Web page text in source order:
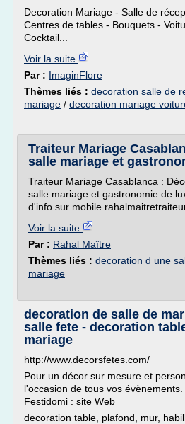
Decoration Mariage - Salle de
Centres de tables - Bouquets -
Cocktail...
Voir la suite
Par : ImaginFlore
Thèmes liés : decoration salle de
mariage / decoration mariage
Traiteur Mariage
salle mariage et
Traiteur Mariage Casablanca :
salle mariage et gastronomie de
d'info sur
Voir la suite
Par : Rahal Maître
Thèmes liés : decoration d une
mariage
decoration de salle de
salle fete - decoration
mariage
http://www.decorsfetes.com/
Pour un décor sur mesure et
l'occasion de tous vos évènements.
Festidomi : site Web
decoration table, plafond, mur,